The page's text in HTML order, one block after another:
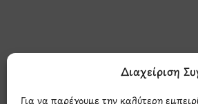
Διαχείριση
Για να παρέχουμε την καλύτερη